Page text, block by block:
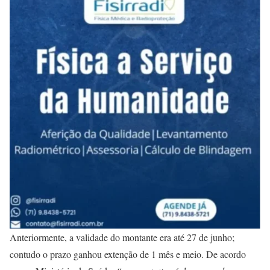
Anteriormente, a validade do montante era até 27 de junho;
contudo o prazo ganhou extenção de 1 mês e meio. De acordo